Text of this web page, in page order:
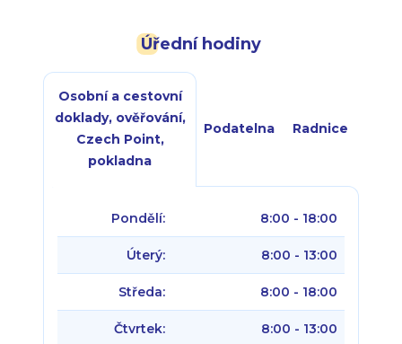
Úřední hodiny
Osobní a cestovní
doklady, ověřování,
Czech Point,
pokladna
Podatelna Radnice
Pondělí: 8:00 - 18:00
Úterý: 8:00 - 13:00
Středa: 8:00 - 18:00
Čtvrtek: 8:00 - 13:00